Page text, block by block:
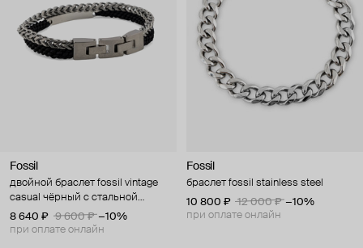
Fossil
двойной браслет fossil vintage
casual чёрный с стальной
цепочкой
8 640 ₽ 9 600 ₽ −10%
при оплате онлайн
Fossil
браслет fossil stainless steel
10 800 ₽
12 000 ₽ −10%
при оплате онлайн